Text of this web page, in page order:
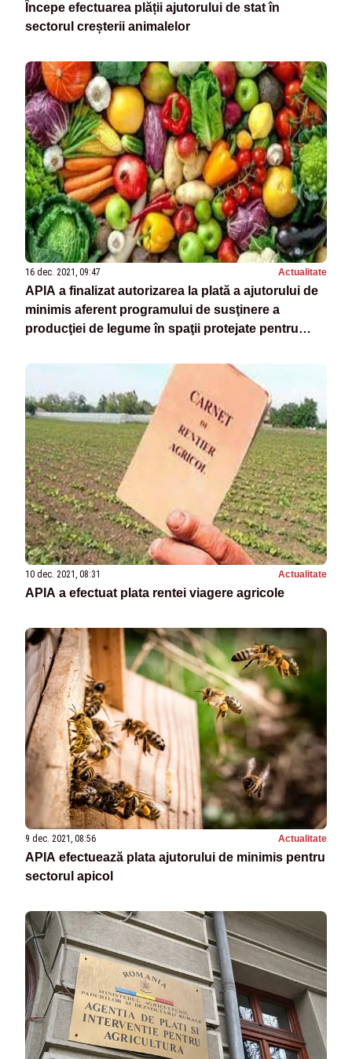
Începe efectuarea plății ajutorului de stat în
sectorul creșterii animalelor
16 dec. 2021, 09:47 Actualitate
APIA a finalizat autorizarea la plată a ajutorului de
minimis aferent programului de susţinere a
producţiei de legume în spaţii protejate pentru
10 dec. 2021, 08:31 Actualitate
APIA a efectuat plata rentei viagere agricole
9 dec. 2021, 08:56 Actualitate
APIA efectuează plata ajutorului de minimis pentru
sectorul apicol